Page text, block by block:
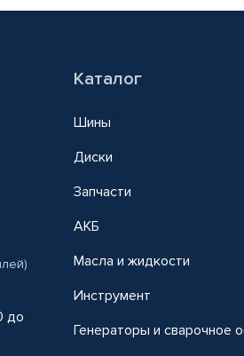
до
Каталог
Шины
Диски
Запчасти
АКБ
Масла и жидкости
Инструмент
Генераторы и сварочное